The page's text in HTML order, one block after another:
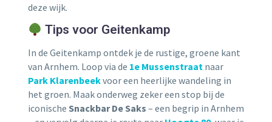
deze wijk.
Tips voor Geitenkamp
In de Geitenkamp ontdek je de rustige, groene kant
van Arnhem. Loop via de 1e Mussenstraat naar
Park Klarenbeekvoor een heerlijke wandeling in
het groen. Maak onderweg zeker een stop bij de
iconische Snackbar De Saks – een begrip in Arnhem